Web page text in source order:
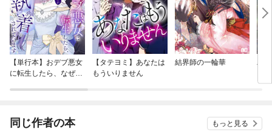
【単行本】おデブ悪女
に転生したら、なぜか
【タテヨミ】あなたは
もういりません
結界師の一輪華
バ
今
同じ作者の本 もっと見る